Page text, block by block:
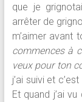
que je
arrêter de
m’aimer avant
commences à
veux pour ton
j’ai suivi et
Et quand j’ai